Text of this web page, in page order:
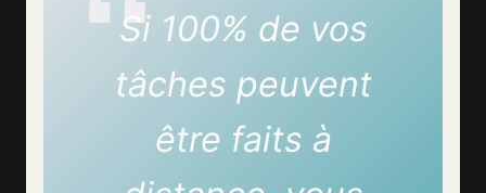
Si 100% de vos
tâches peuvent
être faits à